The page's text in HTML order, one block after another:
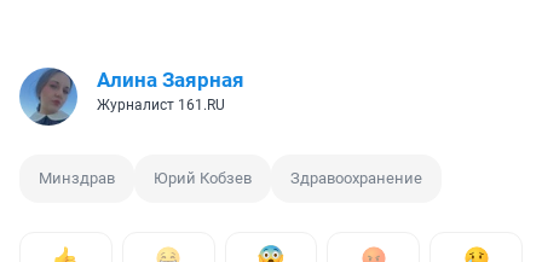
Алина Заярная
Журналист 161.RU
Минздрав Юрий Кобзев Здравоохранение